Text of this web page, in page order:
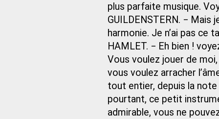
plus parfaite musique.
GUILDENSTERN. −
harmonie. Je n’ai pas ce
HAMLET. − Eh bien !
Vous voulez jouer de
vous voulez arracher
tout entier, depuis la note
pourtant, ce petit
admirable, vous ne